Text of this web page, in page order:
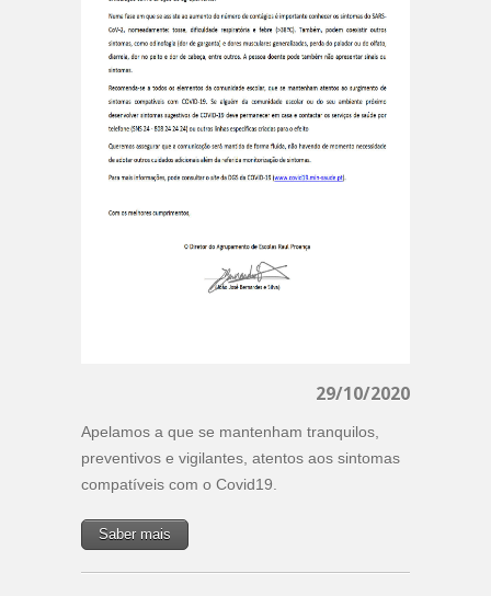
29/10/2020
Apelamos a que se mantenham tranquilos,
preventivos e vigilantes, atentos aos sintomas
compatíveis com o Covid19.
Saber mais